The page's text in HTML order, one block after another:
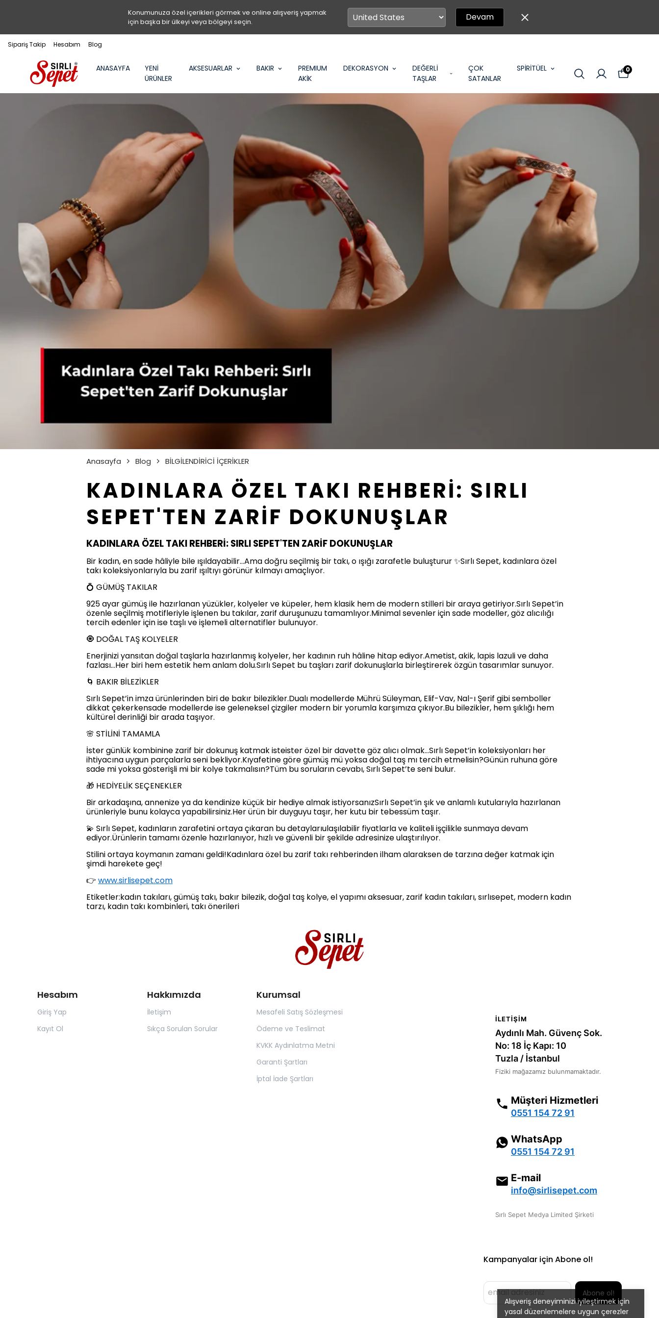
Konumunuza özel içerikleri görmek ve online alışveriş yapmak
için başka bir ülkeyi veya bölgeyi seçin.
Devam
Sipariş Takip Hesabım Blog
ANASAYFA
YENİ
ÜRÜNLER
AKSESUARLAR BAKIR
PREMIUM
AKİK
DEKORASYON
DEĞERLİ
TAŞLAR
ÇOK
SATANLAR
SPİRİTÜEL 0
Alışveriş deneyiminizi iyileştirmek için
yasal düzenlemelere uygun çerezler
Anasayfa Blog BİLGİLENDİRİCİ İÇERİKLER
KADINLARA ÖZEL TAKI REHBERİ: SIRLI
SEPET'TEN ZARİF DOKUNUŞLAR
KADINLARA ÖZEL TAKI REHBERİ: SIRLI SEPET'TEN ZARİF DOKUNUŞLAR
Bir kadın, en sade hâliyle bile ışıldayabilir…Ama doğru seçilmiş bir takı, o ışığı zarafetle buluşturur ✨Sırlı Sepet, kadınlara özel
takı koleksiyonlarıyla bu zarif ışıltıyı görünür kılmayı amaçlıyor.
💍 GÜMÜŞ TAKILAR
925 ayar gümüş ile hazırlanan yüzükler, kolyeler ve küpeler, hem klasik hem de modern stilleri bir araya getiriyor.Sırlı Sepet’in
özenle seçilmiş motifleriyle işlenen bu takılar, zarif duruşunuzu tamamlıyor.Minimal sevenler için sade modeller, göz alıcılığı
tercih edenler için ise taşlı ve işlemeli alternatifler bulunuyor.
🧿 DOĞAL TAŞ KOLYELER
Enerjinizi yansıtan doğal taşlarla hazırlanmış kolyeler, her kadının ruh hâline hitap ediyor.Ametist, akik, lapis lazuli ve daha
fazlası…Her biri hem estetik hem anlam dolu.Sırlı Sepet bu taşları zarif dokunuşlarla birleştirerek özgün tasarımlar sunuyor.
🌀 BAKIR BİLEZİKLER
Sırlı Sepet’in imza ürünlerinden biri de bakır bilezikler.Dualı modellerde Mührü Süleyman, Elif-Vav, Nal-ı Şerif gibi semboller
dikkat çekerkensade modellerde ise geleneksel çizgiler modern bir yorumla karşımıza çıkıyor.Bu bilezikler, hem şıklığı hem
kültürel derinliği bir arada taşıyor.
🌸 STİLİNİ TAMAMLA
İster günlük kombinine zarif bir dokunuş katmak isteister özel bir davette göz alıcı olmak…Sırlı Sepet’in koleksiyonları her
ihtiyacına uygun parçalarla seni bekliyor.Kıyafetine göre gümüş mü yoksa doğal taş mı tercih etmelisin?Günün ruhuna göre
sade mi yoksa gösterişli mi bir kolye takmalısın?Tüm bu soruların cevabı, Sırlı Sepet’te seni bulur.
🎁 HEDİYELİK SEÇENEKLER
Bir arkadaşına, annenize ya da kendinize küçük bir hediye almak istiyorsanızSırlı Sepet’in şık ve anlamlı kutularıyla hazırlanan
ürünleriyle bunu kolayca yapabilirsiniz.Her ürün bir duyguyu taşır, her kutu bir tebessüm taşır.
💫 Sırlı Sepet, kadınların zarafetini ortaya çıkaran bu detaylarıulaşılabilir fiyatlarla ve kaliteli işçilikle sunmaya devam
ediyor.Ürünlerin tamamı özenle hazırlanıyor, hızlı ve güvenli bir şekilde adresinize ulaştırılıyor.
Stilini ortaya koymanın zamanı geldi!Kadınlara özel bu zarif takı rehberinden ilham alaraksen de tarzına değer katmak için
şimdi harekete geç!
👉 www.sirlisepet.com
Etiketler:kadın takıları, gümüş takı, bakır bilezik, doğal taş kolye, el yapımı aksesuar, zarif kadın takıları, sırlısepet, modern kadın
tarzı, kadın takı kombinleri, takı önerileri
Hesabım
Giriş Yap
Kayıt Ol
Hakkımızda
İletişim
Sıkça Sorulan Sorular
Kurumsal
Mesafeli Satış Sözleşmesi
Ödeme ve Teslimat
KVKK Aydınlatma Metni
Garanti Şartları
İptal İade Şartları
İLETIŞIM
Aydınlı Mah. Güvenç Sok.
No: 18 İç Kapı: 10
Tuzla / İstanbul
Fiziki mağazamız bulunmamaktadır.
Müşteri Hizmetleri
0551 154 72 91
WhatsApp
0551 154 72 91
E-mail
info@sirlisepet.com
Sırlı Sepet Medya Limited Şirketi
Kampanyalar için Abone ol!
Abone ol!